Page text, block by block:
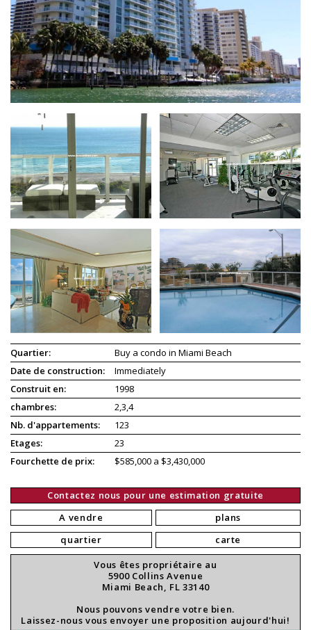
Quartier:
Buy a condo in Miami Beach
Date de construction:
Immediately
Construit en:
1998
chambres:
2,3,4
Nb. d'appartements:
123
Etages:
23
Fourchette de prix:
$585,000 a $3,430,000
Contactez nous pour une estimation gratuite
A vendre
quartier
plans
carte
Vous êtes propriétaire au
5900 Collins Avenue
Miami Beach, FL 33140
Nous pouvons vendre votre bien.
Laissez-nous vous envoyer une proposition aujourd'hui!